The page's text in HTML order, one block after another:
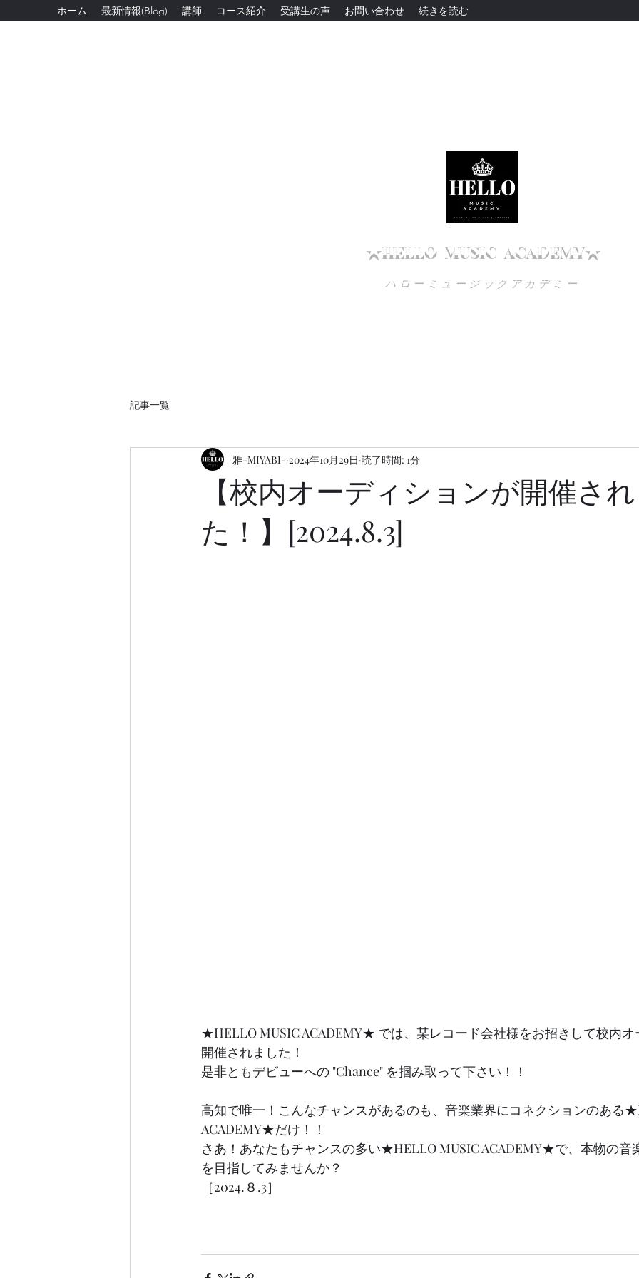
ホーム 最新情報(Blog) 講師 コース紹介 受講生の声 お問い合わせ 続きを読む
★HELLO MUSIC ACADEMY★
ハローミュージックアカデミー
記事一覧
【校内オーディションが開催さ
た！】[2024.8.3]
雅-MIYABI- 2024年10月29日 読了時間: 1分
★HELLO MUSIC ACADEMY★ では、某レコード会社様をお招きして校内オ
開催されました！
是非ともデビューへの "Chance" を掴み取って下さい！！
高知で唯一！こんなチャンスがあるのも、音楽業界にコネクションのある
ACADEMY★だけ！！
さあ！あなたもチャンスの多い★HELLO MUSIC ACADEMY★で、本物の音
を目指してみませんか？
［2024.８.3］